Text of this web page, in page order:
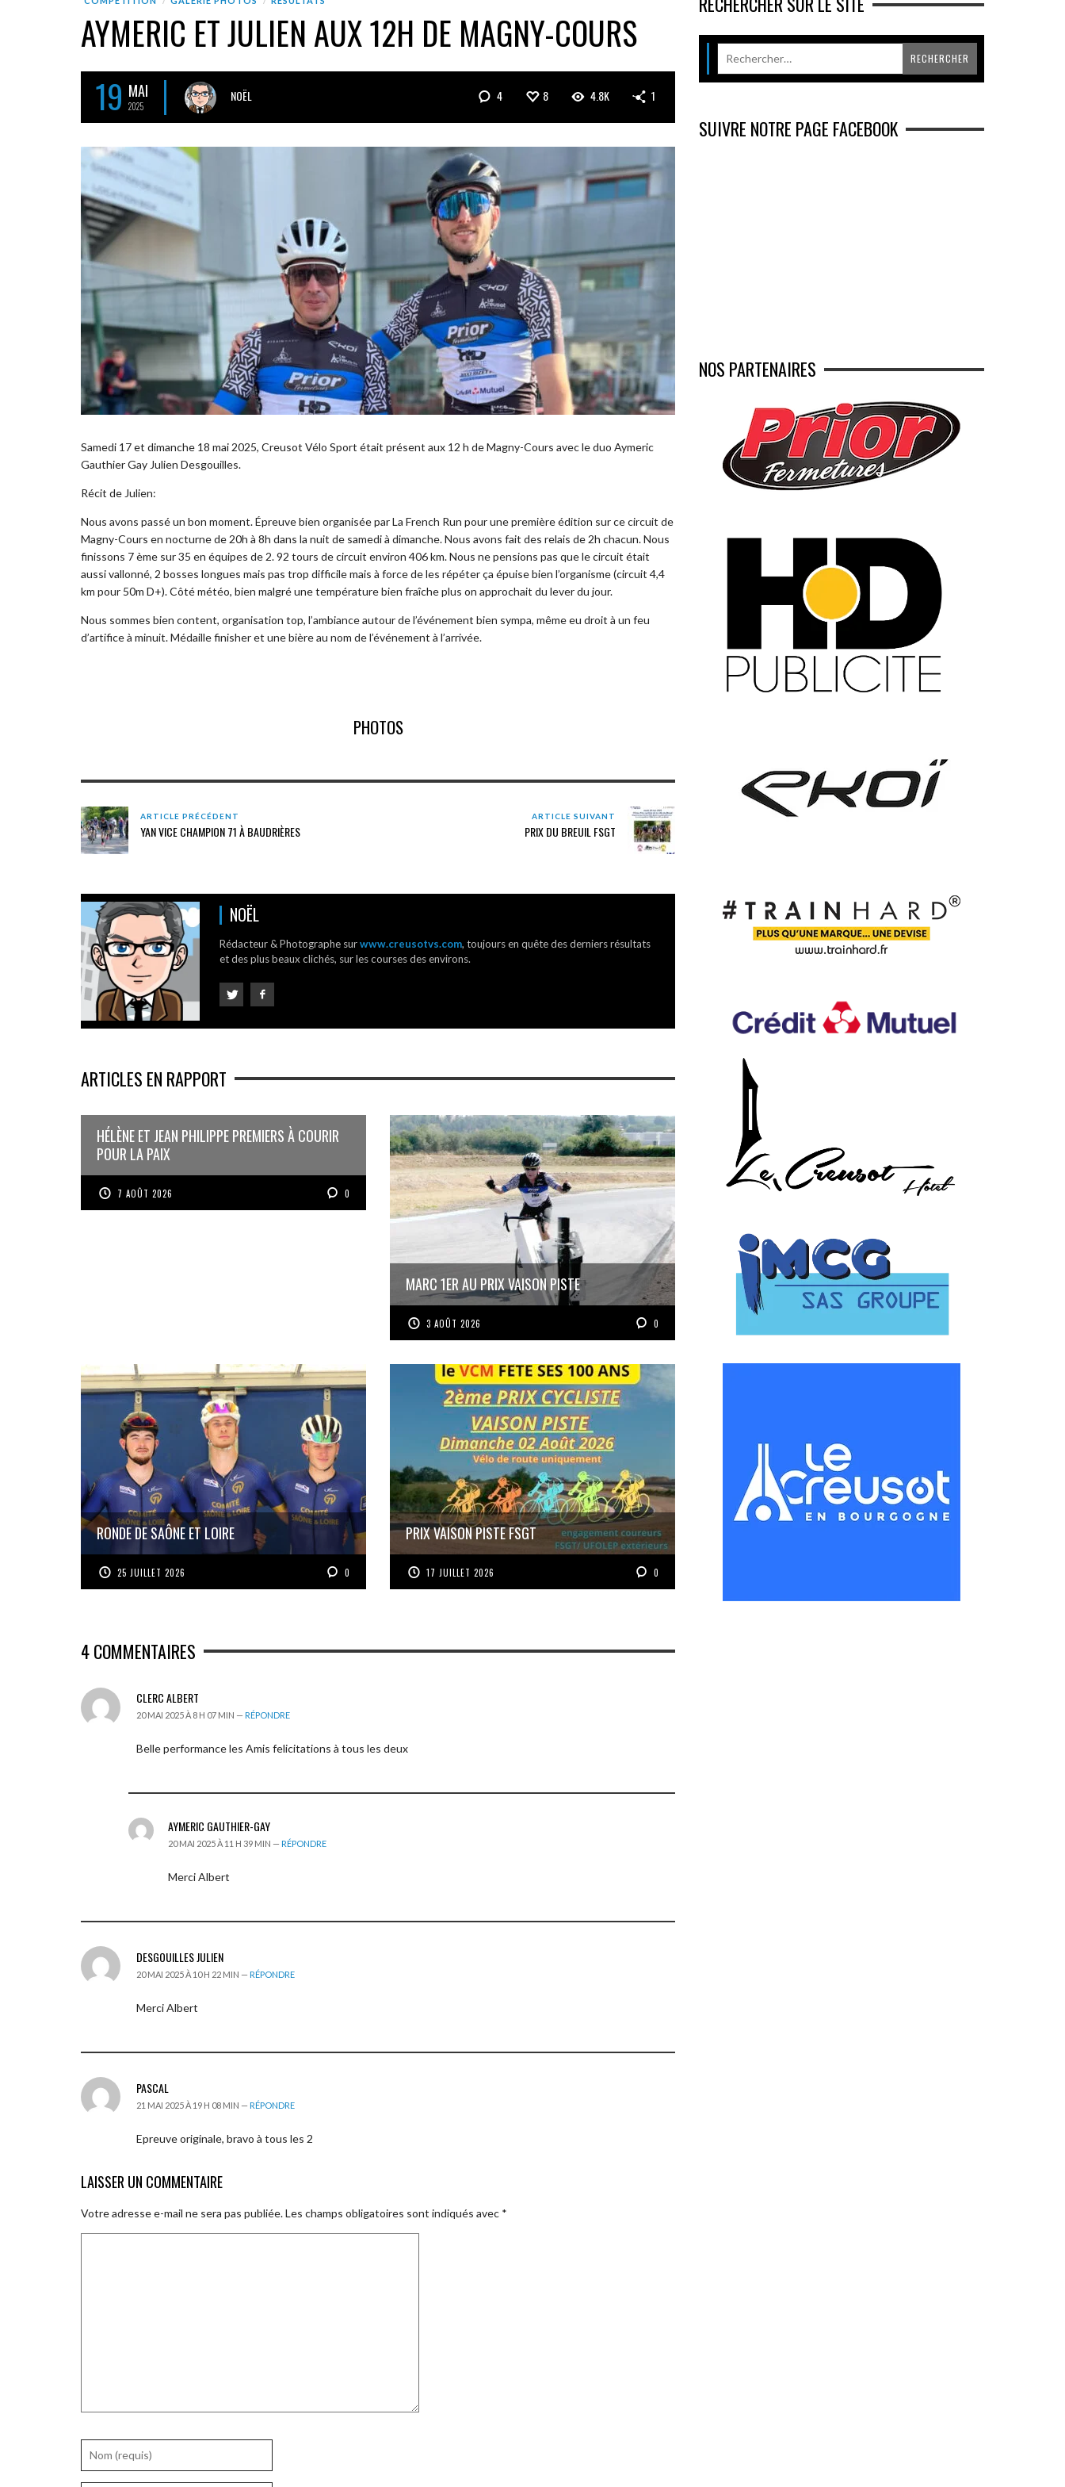
AYMERIC ET JULIEN AUX 12H DE MAGNY-COURS
19 MAI
2025
NOËL 4 8 4.8K 1
Samedi 17 et dimanche 18 mai 2025, Creusot Vélo Sport était présent aux 12 h de Magny-Cours avec le duo Aymeric
Gauthier Gay Julien Desgouilles.
Récit de Julien:
Nous avons passé un bon moment. Épreuve bien organisée par La French Run pour une première édition sur ce circuit de
Magny-Cours en nocturne de 20h à 8h dans la nuit de samedi à dimanche. Nous avons fait des relais de 2h chacun. Nous
finissons 7 ème sur 35 en équipes de 2. 92 tours de circuit environ 406 km. Nous ne pensions pas que le circuit était
aussi vallonné, 2 bosses longues mais pas trop difficile mais à force de les répéter ça épuise bien l’organisme (circuit 4,4
km pour 50m D+). Côté météo, bien malgré une température bien fraîche plus on approchait du lever du jour.
Nous sommes bien content, organisation top, l’ambiance autour de l’événement bien sympa, même eu droit à un feu
d’artifice à minuit. Médaille finisher et une bière au nom de l’événement à l’arrivée.
PHOTOS
ARTICLE PRÉCÉDENT
YAN VICE CHAMPION 71 À BAUDRIÈRES
ARTICLE SUIVANT
PRIX DU BREUIL FSGT
NOËL
Rédacteur & Photographe surwww.creusotvs.com, toujours en quête des derniers résultats
et des plus beaux clichés, sur les courses des environs.
ARTICLES EN RAPPORT
HÉLÈNE ET JEAN PHILIPPE PREMIERS À COURIR
POUR LA PAIX
7 AOÛT 2026 0
MARC 1ER AU PRIX VAISON PISTE
3 AOÛT 2026 0
RONDE DE SAÔNE ET LOIRE
25 JUILLET 2026 0
PRIX VAISON PISTE FSGT
17 JUILLET 2026 0
4COMMENTAIRES
CLERC ALBERT
20 MAI 2025 À 8 H 07 MIN — RÉPONDRE
Belle performance les Amis felicitations à tous les deux
AYMERIC GAUTHIER-GAY
20 MAI 2025 À 11 H 39 MIN — RÉPONDRE
Merci Albert
DESGOUILLES JULIEN
20 MAI 2025 À 10 H 22 MIN — RÉPONDRE
Merci Albert
PASCAL
21 MAI 2025 À 19 H 08 MIN — RÉPONDRE
Epreuve originale, bravo à tous les 2
LAISSER UN COMMENTAIRE
Votre adresse e-mail ne sera pas publiée.Les champs obligatoires sont indiqués avec *
SUIVRE NOTRE PAGE FACEBOOK
NOS PARTENAIRES